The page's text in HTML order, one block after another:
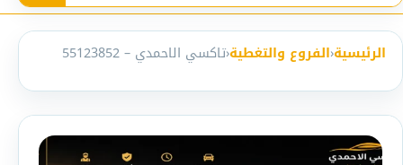
الرئيسية‹الفروع والتغطية‹تاكسي الاحمدي – 55123852